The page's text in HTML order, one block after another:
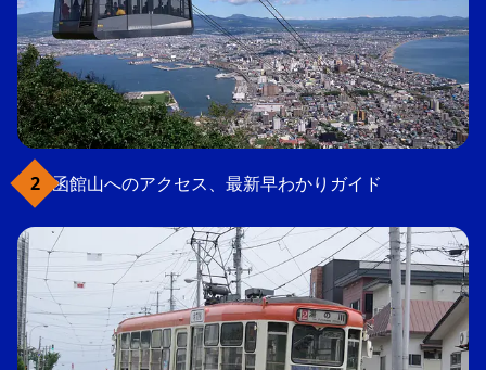
函館山へのアクセス、最新早わかりガイド